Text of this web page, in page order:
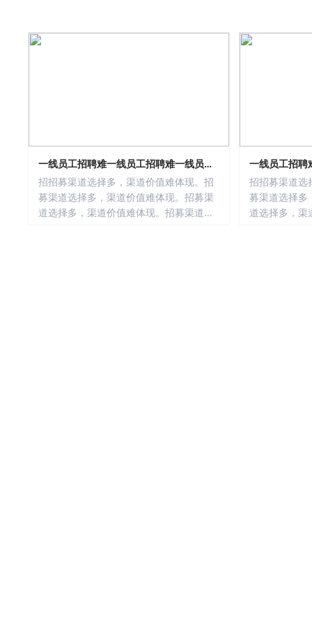
一线员工招聘难一线员工招聘难一线员工
招聘难
招招募渠道选择多，渠道价值难体现。招
募渠道选择多，渠道价值难体现。招募渠
道选择多，渠道价值难体现。招募渠道选
一线员工招聘
招聘难
招招募渠道选
募渠道选择多
道选择多，渠